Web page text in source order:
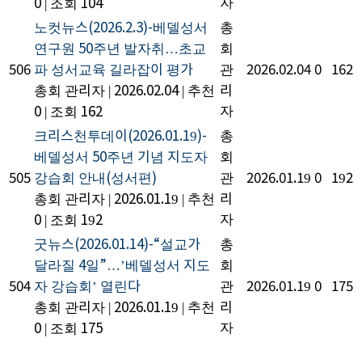
506
노컷뉴스(2026.2.3)-베델성서
연구원 50주년 발자취…초교
파 성서교육 길라잡이 평가
총회 관리자 | 2026.02.04 | 추천
0 | 조회 162
총
회
관
리
자
2026.02.040 162
505
크리스천투데이(2026.01.19)-
베델성서 50주년 기념 지도자
강습회 안내(성서편)
총회 관리자 | 2026.01.19 | 추천
0 | 조회 192
총
회
관
리
자
2026.01.19 0 192
504
굿뉴스(2026.01.14)-“설교가
달라질 4일”…’베델성서 지도
자 강습회’ 열린다
총회 관리자 | 2026.01.19 | 추천
0 | 조회 175
총
회
관
리
자
2026.01.19 0 175